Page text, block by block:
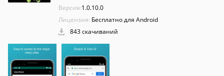
Версия:1.0.10.0
Лицензия: Бесплатно для Android
843 скачиваний